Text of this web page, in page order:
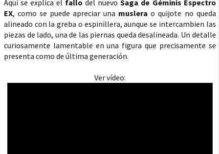
Aquí se explica el fallo del nuevoSaga de Géminis Espectro
EX, como se puede apreciar una muslera o quijote no queda
alineado con la greba o espinillera, aunque se intercambien las
piezas de lado, una de las piernas queda desalineada. Un detalle
curiosamente lamentable en una figura que precisamente se
presenta como de última generación.
Ver vídeo: